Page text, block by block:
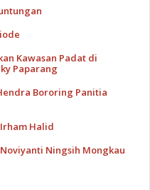
Kawasan Padat di
Paparang
Bororing Panitia
Halid
Ningsih Mongkau